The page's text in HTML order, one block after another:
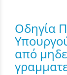
Οδηγία
από